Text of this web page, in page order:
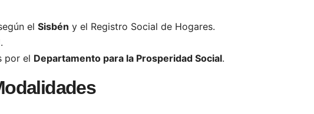
el Sisbén y el Registro Social de Hogares.
por el Departamento para la Prosperidad Social.